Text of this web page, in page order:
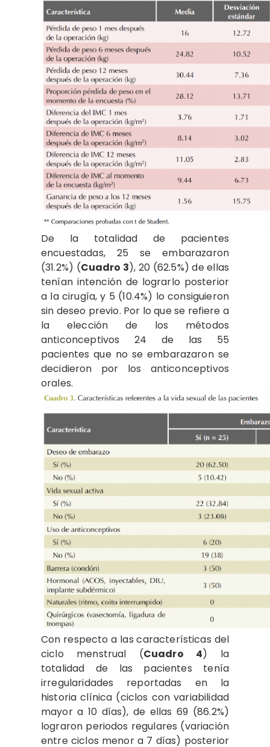
De la totalidad de pacientes
encuestadas, 25 se embarazaron
(31.2%) (Cuadro 3), 20 (62.5%) de ellas
tenían intención de lograrlo posterior
a la cirugía, y 5 (10.4%) lo consiguieron
sin deseo previo. Por lo que se refiere a
la elección de los métodos
anticonceptivos 24 de las 55
pacientes que no se embarazaron se
decidieron por los anticonceptivos
orales.
Con respecto a las características del
ciclo menstrual (Cuadro 4) la
totalidad de las pacientes tenía
irregularidades reportadas en la
historia clínica (ciclos con variabilidad
mayor a 10 días), de ellas 69 (86.2%)
lograron periodos regulares (variación
entre ciclos menor a 7 días) posterior